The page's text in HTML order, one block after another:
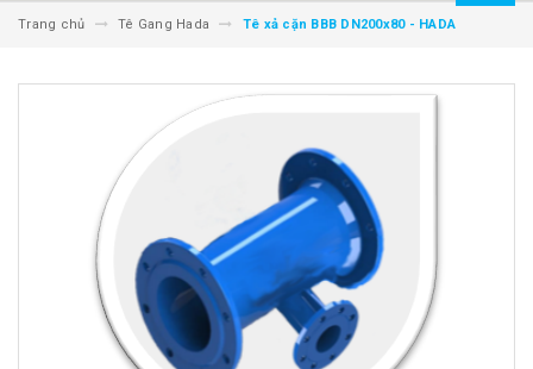
Trang chủ Tê Gang Hada Tê xả cặn BBB DN200x80 - HADA